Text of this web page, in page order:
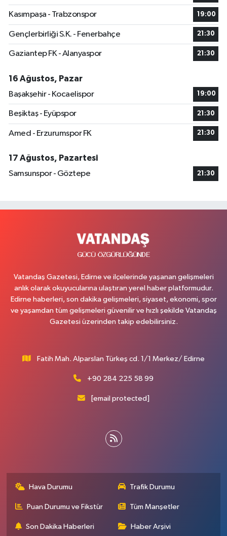
Kasımpaşa - Trabzonspor 19:00
Gençlerbirliği S.K. - Fenerbahçe 21:30
Gaziantep FK - Alanyaspor 21:30
16 Ağustos, Pazar
Başakşehir - Kocaelispor
19:00
Beşiktaş - Eyüpspor 21:30
Amed - Erzurumspor FK 21:30
17 Ağustos, Pazartesi
Samsunspor - Göztepe
21:30
Vatandaş Gazetesi, Edirne ve ilçelerinde yaşanan gelişmeleri
anlık olarak okuyucularına ulaştıran yerel haber platformudur.
Edirne haberleri, son dakika gelişmeleri, siyaset, ekonomi, spor
ve yaşamdan tüm gelişmeleri güvenilir ve hızlı şekilde Vatandaş
Gazetesi üzerinden takip edebilirsiniz.
Fatih Mah. Alparslan Türkeş cd. 1/1 Merkez/ Edirne
+90 284 225 58 99
[email protected]
Hava Durumu Trafik Durumu
Puan Durumu ve Fikstür Tüm Manşetler
Son Dakika Haberleri Haber Arşivi